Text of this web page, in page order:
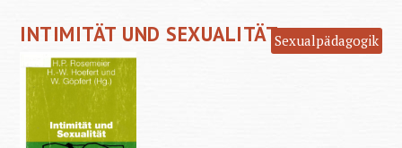
Koffer
INTIMITÄT UND SEXUALITÄTSexualpädagogik